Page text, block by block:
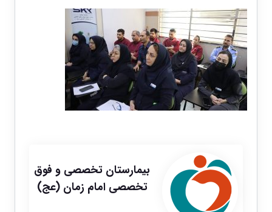
بیمارستان تخصصی و فوق
تخصصی امام زمان (عج)